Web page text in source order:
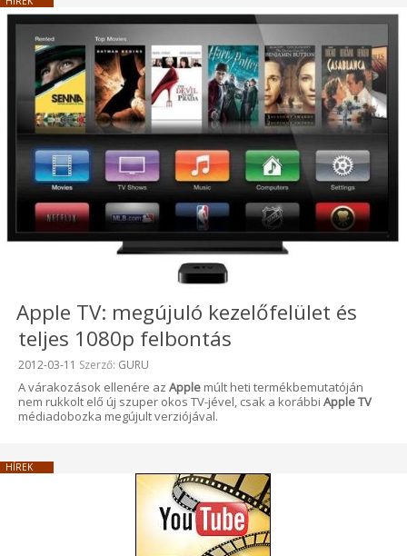
Apple TV: megújuló kezelőfelület és
teljes 1080p felbontás
Beküldve:
2012-03-11 Szerző: GURU
A várakozások ellenére az Apple múlt heti termékbemutatóján
nem rukkolt elő új szuper okos TV-jével, csak a korábbi Apple TV
médiadobozka megújult verziójával.
HÍREK